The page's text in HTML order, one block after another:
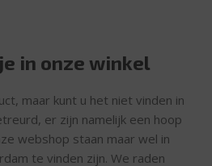
in onze winkel
maar kunt u het niet vinden in
er zijn namelijk een hoop
webshop staan maar wel in
te vinden zijn. We raden